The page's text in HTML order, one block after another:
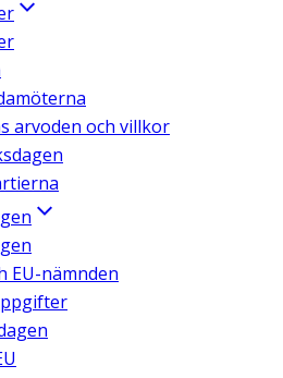
arvoden och villkor
EU-nämnden